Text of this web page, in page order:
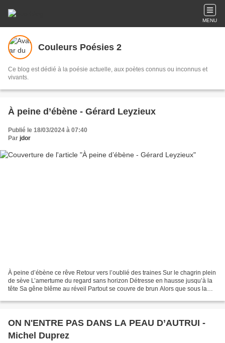
MENU
Couleurs Poésies 2
Ce blog est dédié à la poésie actuelle, aux poètes connus ou inconnus et
vivants.
À peine d’ébène - Gérard Leyzieux
Publié le 18/03/2024 à 07:40
Par jdor
À peine d’ébène ce rêve Retour vers l’oublié des traines Sur le chagrin plein
de sève L’amertume du regard sans horizon Détresse en hausse jusqu’à la
tête Sa gêne blême au réveil Partout se couvre de brun Alors que sous la
ON N'ENTRE PAS DANS LA PEAU D’AUTRUI -
Michel Duprez